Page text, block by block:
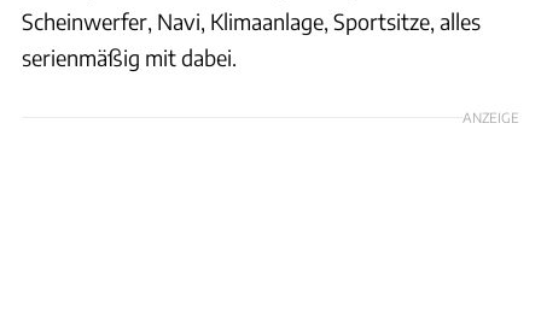
Scheinwerfer, Navi, Klimaanlage, Sportsitze, alles
serienmäßig mit dabei.
ANZEIGE